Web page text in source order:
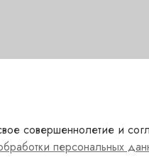
совершеннолетие и
персональных